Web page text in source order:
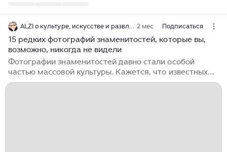
2 мес Подписаться
15 редких фотографий знаменитостей, которые вы,
возможно, никогда не видели
Фотографии знаменитостей давно стали особой
частью массовой культуры. Кажется, что известных
людей мы видим постоянно: на экранах, обложках,